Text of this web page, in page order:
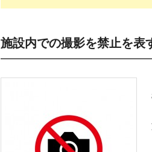
施設内での撮影を禁止を表